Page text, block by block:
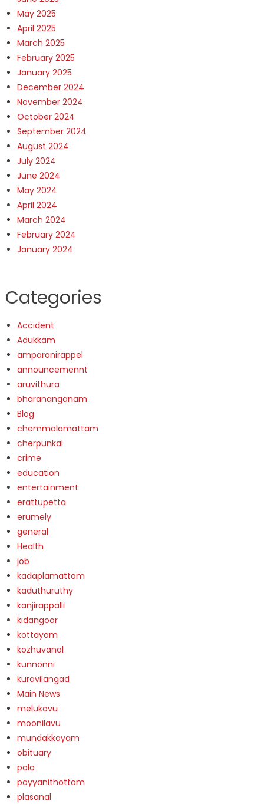
May 2025
April 2025
March 2025
February 2025
January 2025
December 2024
November 2024
October 2024
September 2024
August 2024
July 2024
June 2024
May 2024
April 2024
March 2024
February 2024
January 2024
Categories
Accident
Adukkam
amparanirappel
announcemennt
aruvithura
bharananganam
Blog
chemmalamattam
cherpunkal
crime
education
entertainment
erattupetta
erumely
general
Health
job
kadaplamattam
kaduthuruthy
kanjirappalli
kidangoor
kottayam
kozhuvanal
kunnonni
kuravilangad
Main News
melukavu
moonilavu
mundakkayam
obituary
pala
payyanithottam
plasanal